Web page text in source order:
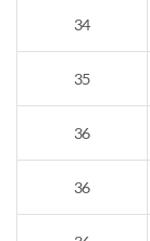
34
35
36
36